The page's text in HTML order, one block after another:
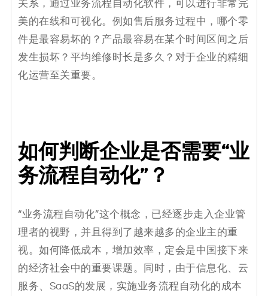
关系，通过业务流程自动化软件，可以进行非常完
美的在线和可视化。例如售后服务过程中，哪个零
件是最容易坏的？产品最容易在某个时间区间之后
发生损坏？平均维修时长是多久？对于企业的精细
化运营至关重要。
如何判断企业是否需要“业
务流程自动化”？
“业务流程自动化”这个概念，已经逐步走入企业管
理者的视野，并且得到了越来越多的企业主的重
视。如何降低成本，增加效率，定会是中国接下来
的经济社会中的重要课题。同时，由于信息化、云
服务、SaaS的发展，实施业务流程自动化的成本